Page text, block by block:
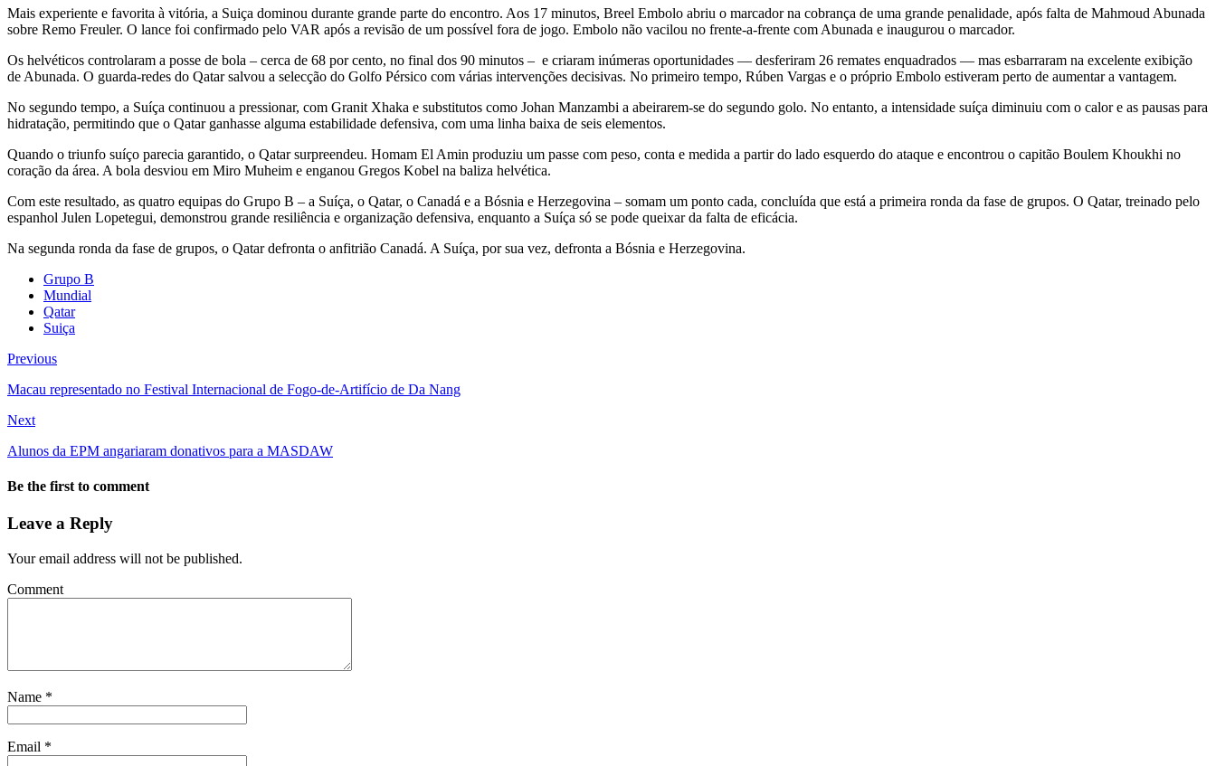
Mais experiente e favorita à vitória, a Suiça dominou durante grande parte do encontro. Aos 17 minutos, Breel Embolo abriu o marcador na cobrança de uma grande penalidade, após falta de Mahmoud Abunada
sobre Remo Freuler. O lance foi confirmado pelo VAR após a revisão de um possível fora de jogo. Embolo não vacilou no frente-a-frente com Abunada e inaugurou o marcador.
Os helvéticos controlaram a posse de bola – cerca de 68 por cento, no final dos 90 minutos – e criaram inúmeras oportunidades — desferiram 26 remates enquadrados — mas esbarraram na excelente exibição
de Abunada. O guarda-redes do Qatar salvou a selecção do Golfo Pérsico com várias intervenções decisivas. No primeiro tempo, Rúben Vargas e o próprio Embolo estiveram perto de aumentar a vantagem.
No segundo tempo, a Suíça continuou a pressionar, com Granit Xhaka e substitutos como Johan Manzambi a abeirarem-se do segundo golo. No entanto, a intensidade suíça diminuiu com o calor e as pausas para
hidratação, permitindo que o Qatar ganhasse alguma estabilidade defensiva, com uma linha baixa de seis elementos.
Quando o triunfo suíço parecia garantido, o Qatar surpreendeu. Homam El Amin produziu um passe com peso, conta e medida a partir do lado esquerdo do ataque e encontrou o capitão Boulem Khoukhi no
coração da área. A bola desviou em Miro Muheim e enganou Gregos Kobel na baliza helvética.
Com este resultado, as quatro equipas do Grupo B – a Suíça, o Qatar, o Canadá e a Bósnia e Herzegovina – somam um ponto cada, concluída que está a primeira ronda da fase de grupos. O Qatar, treinado pelo
espanhol Julen Lopetegui, demonstrou grande resiliência e organização defensiva, enquanto a Suíça só se pode queixar da falta de eficácia.
Na segunda ronda da fase de grupos, o Qatar defronta o anfitrião Canadá. A Suíça, por sua vez, defronta a Bósnia e Herzegovina.
Grupo B
Mundial
Qatar
Suiça
Previous
Macau representado no Festival Internacional de Fogo-de-Artifício de Da Nang
Next
Alunos da EPM angariaram donativos para a MASDAW
Be the first to comment
Leave a Reply
Your email address will not be published.
Comment
Name *
Email *